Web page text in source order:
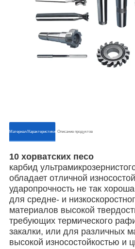
ㅤㅤМатериал/Характеристикиㅤㅤ ㅤㅤОписание продуктовㅤㅤ